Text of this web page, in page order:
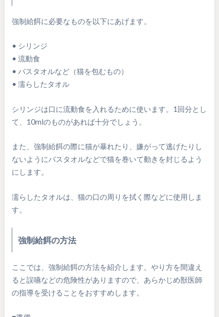
強制給餌に必要なものを以下にあげます。
• シリンジ
• 流動食
• バスタオルなど（猫を包むもの）
• 濡らしたタオル
シリンジは口に流動食を入れるために使います。1回分とし
て、10mlのものがあれば十分でしょう。
また、強制給餌の際に猫が暴れたり、嫌がって逃げたりし
ないようにバスタオルなどで猫を巻いて動きを封じるよう
にします。
濡らしたタオルは、猫の口の周りを拭く際などに使用しま
す。
強制給餌の方法
ここでは、強制給餌の方法を紹介します。やり方を間違え
ると誤嚥などの危険性がありますので、あらかじめ獣医師
の指導を受けることをおすすめします。